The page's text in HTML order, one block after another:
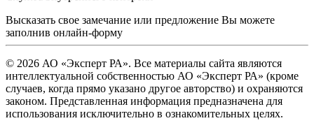
Высказать свое замечание или предложение Вы можете
заполнив онлайн-форму
© 2026 АО «Эксперт РА». Все материалы сайта являются
интеллектуальной собственностью АО «Эксперт РА» (кроме
случаев, когда прямо указано другое авторство) и охраняются
законом. Представленная информация предназначена для
использования исключительно в ознакомительных целях.